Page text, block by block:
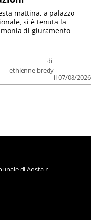
di
ethienne bredy
il 07/08/2026
mattina, a palazzo
si è tenuta la
di giuramento
di Aosta n.